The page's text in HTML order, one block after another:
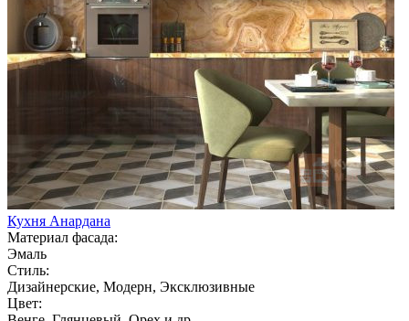
Кухня Анардана
Материал фасада:
Эмаль
Стиль:
Дизайнерские, Модерн, Эксклюзивные
Цвет: